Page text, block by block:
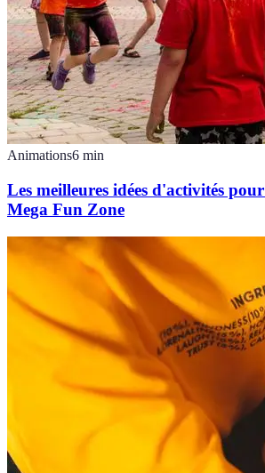
Animations6 min
Les meilleures idées d'activités
Mega Fun Zone